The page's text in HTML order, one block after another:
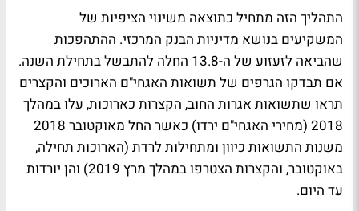
התהליך הזה מתחיל כתוצאה משינוי הציפיות של
המשקיעים בנושא מדיניות הבנק המרכזי. ההתהפכות
שהביאה לזעזוע של ה-13.8 החלה להתבשל בתחילת השנה.
אם תבדקו הגרפים של תשואות האגחי"ם הארוכים והקצרים
תראו שתשואות אגרות החוב, הקצרות כארוכות, עלו במהלך
2018 (מחירי האגחי"ם ירדו) כאשר החל מאוקטובר 2018
משנות התשואות כיוון ומתחילות לרדת (הארוכות תחילה,
באוקטובר, והקצרות הצטרפו במהלך מרץ 2019) והן יורדות
עד היום.